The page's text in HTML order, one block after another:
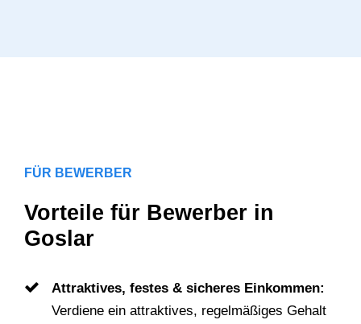
FÜR BEWERBER
Vorteile für Bewerber in
Goslar
Attraktives, festes & sicheres Einkommen:
Verdiene ein attraktives, regelmäßiges Gehalt